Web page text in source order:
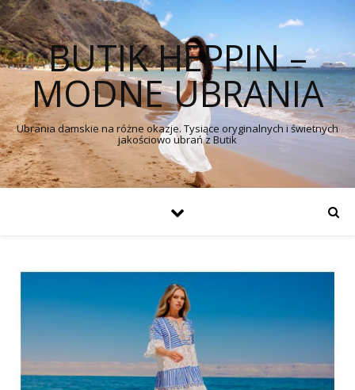
BUTIK HEPPIN –
MODNE UBRANIA
Ubrania damskie na różne okazje. Tysiące oryginalnych i świetnych
jakościowo ubrań z Butik